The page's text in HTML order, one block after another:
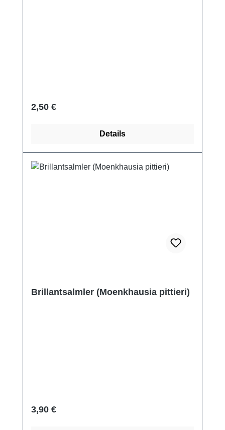
Regulärer Preis:
2,50 €
Details
Brillantsalmler (Moenkhausia pittieri)
Regulärer Preis:
3,90 €